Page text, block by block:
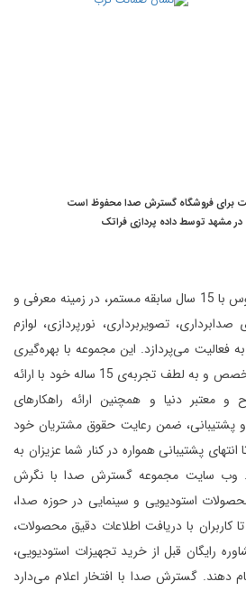
برای فروشگاه گسترش صدا محفوظ است
مشهد توسطداده پردازی فراتک
مجموعه گسترش صدا برتر توس با 15 سال سابقه مستمر، در زمینه معرفی و
تصویربرداری، نورپردازی، لوازم
فعالیت می‌پردازد. این مجموعه با بهره‌گیری
از افراد مجرب و مهندسین متخصص و به لطف تجربه‌ی 15 ساله خود با ارائه
معتبر دنیا و همچنین ارائه راهکارهای
ضمن رعایت حقوق مشتریان خود
پشتیبانی همواره در کنار شما عزیزان به
وب سایت مجموعه گسترش صدا با نگرش
استودیویی و سینمایی در حوزه صدا،
تا کاربران با دریافت اطلاعات دقیق محصولات،
رایگان قبل از خرید تجهیزات استودیویی،
دهند. گسترش صدا با افتخار اعلام می‌دارد